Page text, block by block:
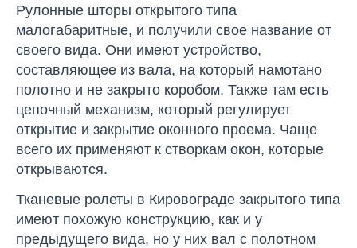
Рулонные шторы открытого типа
малогабаритные, и получили свое название от
своего вида. Они имеют устройство,
составляющее из вала, на который намотано
полотно и не закрыто коробом. Также там есть
цепочный механизм, который регулирует
открытие и закрытие оконного проема. Чаще
всего их применяют к створкам окон, которые
открываются.
Тканевые ролеты в Кировограде закрытого типа
имеют похожую конструкцию, как и у
предыдущего вида, но у них вал с полотном